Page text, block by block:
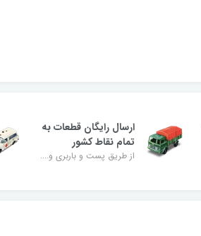
ارسال رایگان قطعات به
تمام نقاط کشور
از طریق پست و باربری و....